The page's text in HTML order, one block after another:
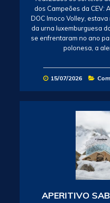
dos Campeões da CEV:
DOC Imoco Volley,
da urna luxemburguesa
se enfrentaram no ano
polonesa, a
15/07/2026
APERITIVO